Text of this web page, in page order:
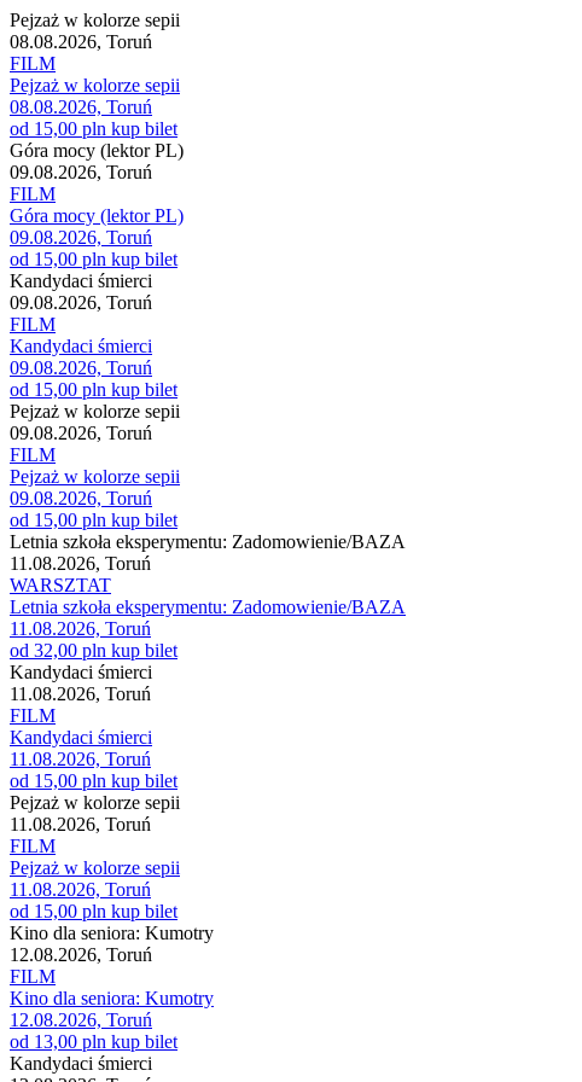
Pejzaż w kolorze sepii
08.08.2026, Toruń
FILM
Pejzaż w kolorze sepii
08.08.2026, Toruń
od 15,00 pln kup bilet
Góra mocy (lektor PL)
09.08.2026, Toruń
FILM
Góra mocy (lektor PL)
09.08.2026, Toruń
od 15,00 pln kup bilet
Kandydaci śmierci
09.08.2026, Toruń
FILM
Kandydaci śmierci
09.08.2026, Toruń
od 15,00 pln kup bilet
Pejzaż w kolorze sepii
09.08.2026, Toruń
FILM
Pejzaż w kolorze sepii
09.08.2026, Toruń
od 15,00 pln kup bilet
Letnia szkoła eksperymentu: Zadomowienie/BAZA
11.08.2026, Toruń
WARSZTAT
Letnia szkoła eksperymentu: Zadomowienie/BAZA
11.08.2026, Toruń
od 32,00 pln kup bilet
Kandydaci śmierci
11.08.2026, Toruń
FILM
Kandydaci śmierci
11.08.2026, Toruń
od 15,00 pln kup bilet
Pejzaż w kolorze sepii
11.08.2026, Toruń
FILM
Pejzaż w kolorze sepii
11.08.2026, Toruń
od 15,00 pln kup bilet
Kino dla seniora: Kumotry
12.08.2026, Toruń
FILM
Kino dla seniora: Kumotry
12.08.2026, Toruń
od 13,00 pln kup bilet
Kandydaci śmierci